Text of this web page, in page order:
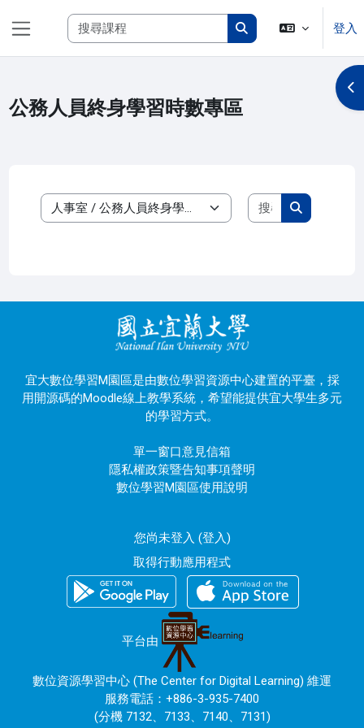
搜尋課程
搜尋課程
登入
公務人員終身學習時數專區
開
課程類別
搜尋課程
搜尋課程
宜大數位學習M園區是由數位學習資源中心建置的平臺，採
用開源碼的Moodle線上教學系統，希望能提供宜大學生多元
的學習方式。
單一窗口意見信箱
隱私權政策暨告知事項聲明
數位學習M園區使用說明
您尚未登入 (登入)
取得行動應用程式
平台由
數位資源學習中心 (The Center for Digital Learning) 維運
服務電話：+886-3-935-7400
(分機 7132、7133、7140、7131)